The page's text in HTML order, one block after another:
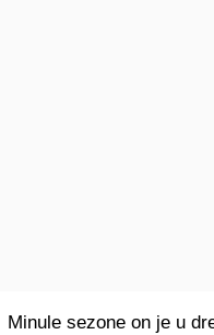
Minule sezone on je u